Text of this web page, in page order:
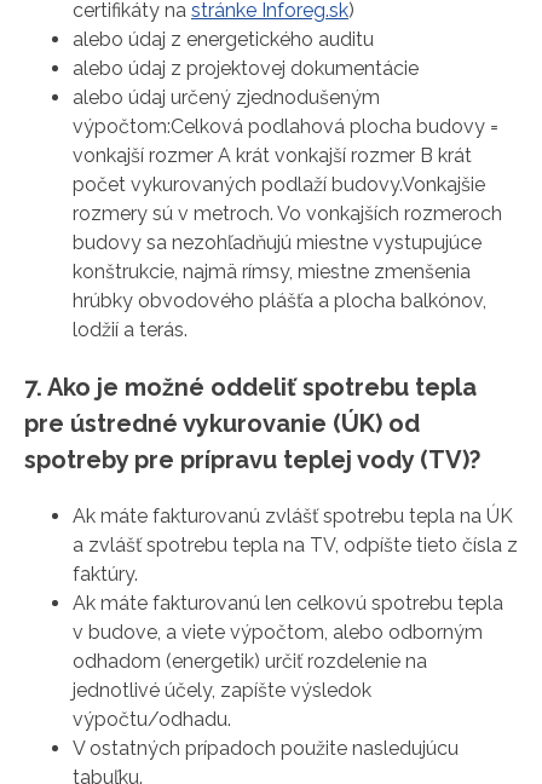
certifikáty na stránke Inforeg.sk)
alebo údaj z energetického auditu
alebo údaj z projektovej dokumentácie
alebo údaj určený zjednodušeným
výpočtom:Celková podlahová plocha budovy =
vonkajší rozmer A krát vonkajší rozmer B krát
počet vykurovaných podlaží budovy.Vonkajšie
rozmery sú v metroch. Vo vonkajších rozmeroch
budovy sa nezohľadňujú miestne vystupujúce
konštrukcie, najmä rímsy, miestne zmenšenia
hrúbky obvodového plášťa a plocha balkónov,
lodžií a terás.
7. Ako je možné oddeliť spotrebu tepla
pre ústredné vykurovanie (ÚK) od
spotreby pre prípravu teplej vody (TV)?
Ak máte fakturovanú zvlášť spotrebu tepla na ÚK
a zvlášť spotrebu tepla na TV, odpíšte tieto čísla z
faktúry.
Ak máte fakturovanú len celkovú spotrebu tepla
v budove, a viete výpočtom, alebo odborným
odhadom (energetik) určiť rozdelenie na
jednotlivé účely, zapíšte výsledok
výpočtu/odhadu.
V ostatných prípadoch použite nasledujúcu
tabuľku.